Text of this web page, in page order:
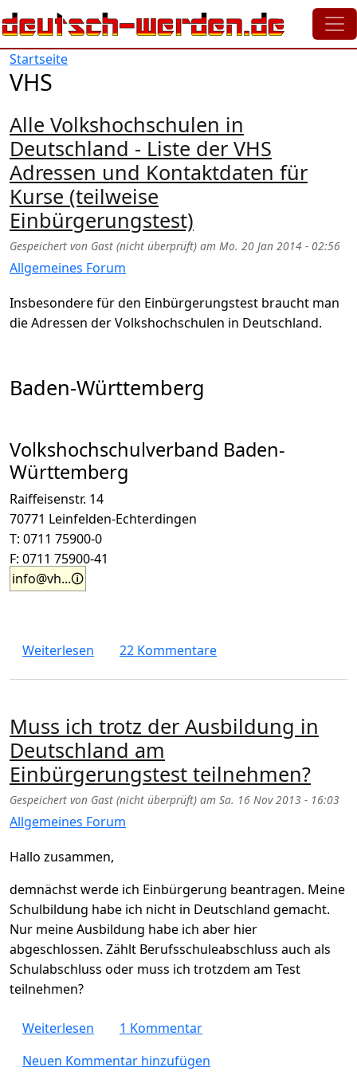
Direkt zum Inhalt
Startseite
VHS
Alle Volkshochschulen in
Deutschland - Liste der VHS
Adressen und Kontaktdaten für
Kurse (teilweise
Einbürgerungstest)
Gespeichert von Gast (nicht überprüft) am Mo. 20 Jan 2014 - 02:56
Allgemeines Forum
Insbesondere für den Einbürgerungstest braucht man
die Adressen der Volkshochschulen in Deutschland.
Baden-Württemberg
Volkshochschulverband Baden-
Württemberg
Raiffeisenstr. 14
70771 Leinfelden-Echterdingen
T: 0711 75900-0
F: 0711 75900-41
info@vh...
Weiterlesen über Alle Volkshochschulen in
22 Kommentare
Muss ich trotz der Ausbildung in
Deutschland am
Einbürgerungstest teilnehmen?
Gespeichert von Gast (nicht überprüft) am Sa. 16 Nov 2013 - 16:03
Allgemeines Forum
Hallo zusammen,
demnächst werde ich Einbürgerung beantragen. Meine
Schulbildung habe ich nicht in Deutschland gemacht.
Nur meine Ausbildung habe ich aber hier
abgeschlossen. Zählt Berufsschuleabschluss auch als
Schulabschluss oder muss ich trotzdem am Test
teilnehmen?
Weiterlesen über Muss ich trotz der Ausbildung in
1 Kommentar
Neuen Kommentar hinzufügen